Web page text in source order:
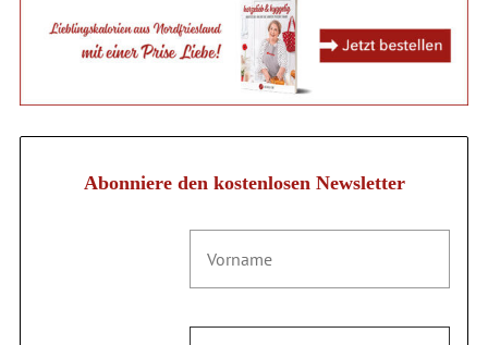
Abonniere den kostenlosen Newsletter